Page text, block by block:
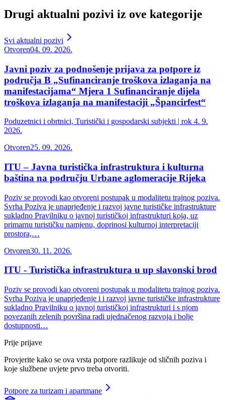
Drugi aktualni pozivi iz ove kategorije
Svi aktualni pozivi
Otvoren04. 09. 2026.
Javni poziv za podnošenje prijava za potpore iz
područja B „Sufinanciranje troškova izlaganja na
manifestacijama“ Mjera 1 Sufinanciranje dijela
troškova izlaganja na manifestaciji „Špancirfest“
Poduzetnici i obrtnici, Turistički i gospodarski subjekti | rok 4. 9.
2026.
Otvoren25. 09. 2026.
ITU – Javna turistička infrastruktura i kulturna
baština na području Urbane aglomeracije Rijeka
Poziv se provodi kao otvoreni postupak u modalitetu trajnog poziva.
Svrha Poziva je unaprjeđenje i razvoj javne turističke infrastrukture
sukladno Pravilniku o javnoj turističkoj infrastrukturi koja, uz
primarnu turističku namjenu, doprinosi kulturnoj interpretaciji
prostora,…
Otvoren30. 11. 2026.
ITU - Turistička infrastruktura u up slavonski brod
Poziv se provodi kao otvoreni postupak u modalitetu trajnog poziva.
Svrha Poziva je unaprjeđenje i i razvoj javne turističke infrastrukture
sukladno Pravilniku o javnoj turističkoj infrastrukturi i s njom
povezanih zelenih površina radi ujednačenog razvoja i bolje
dostupnosti…
Prije prijave
Provjerite kako se ova vrsta potpore razlikuje od sličnih poziva i
koje službene uvjete prvo treba otvoriti.
Potpore za turizam i apartmane